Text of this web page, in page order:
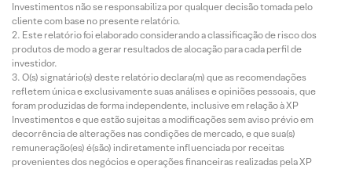
Investimentos não se responsabiliza por qualquer decisão tomada pelo
cliente com base no presente relatório.
Este relatório foi elaborado considerando a classificação de risco dos
produtos de modo a gerar resultados de alocação para cada perfil de
investidor.
O(s) signatário(s) deste relatório declara(m) que as recomendações
refletem única e exclusivamente suas análises e opiniões pessoais, que
foram produzidas de forma independente, inclusive em relação à XP
Investimentos e que estão sujeitas a modificações sem aviso prévio em
decorrência de alterações nas condições de mercado, e que sua(s)
remuneração(es) é(são) indiretamente influenciada por receitas
provenientes dos negócios e operações financeiras realizadas pela XP